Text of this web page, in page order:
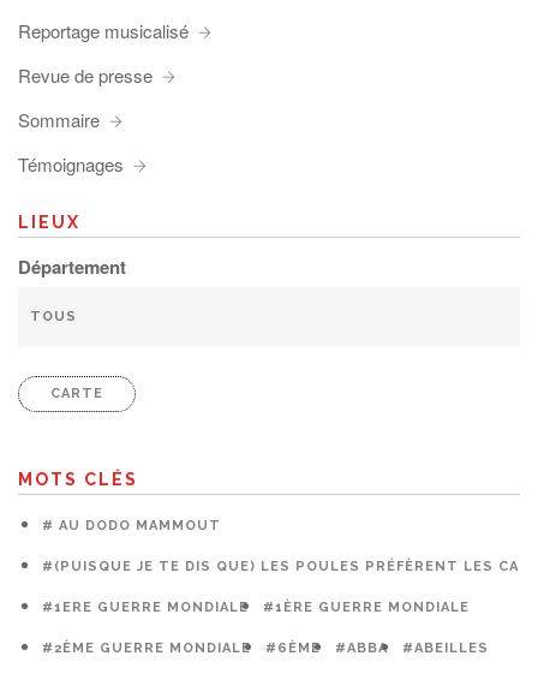
Reportage musicalisé
Revue de presse
Sommaire
Témoignages
LIEUX
Département
CARTE
MOTS CLÉS
# AU DODO MAMMOUT
#(PUISQUE JE TE DIS QUE) LES POULES PRÉFÈRENT LES
#1ERE GUERRE MONDIALE #1ÈRE GUERRE MONDIALE
#2ÈME GUERRE MONDIALE #6ÈME #ABBA #ABEILLES